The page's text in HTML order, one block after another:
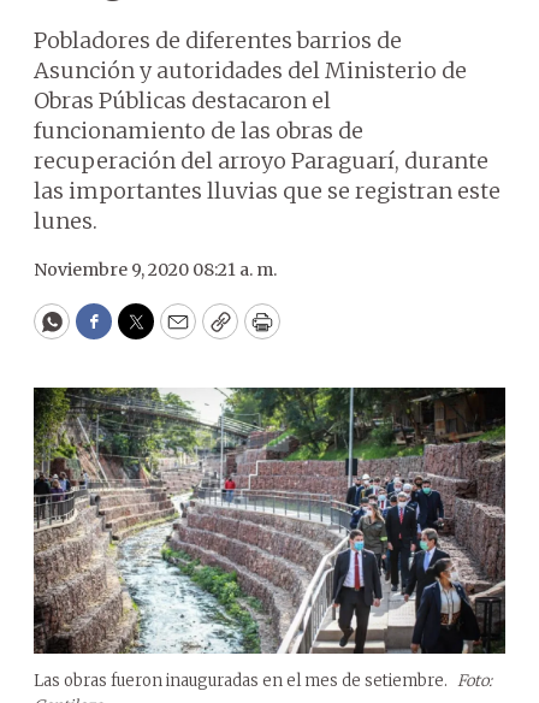
Pobladores de diferentes barrios de
Asunción y autoridades del Ministerio de
Obras Públicas destacaron el
funcionamiento de las obras de
recuperación del arroyo Paraguarí, durante
las importantes lluvias que se registran este
lunes.
Noviembre 9, 2020 08:21 a. m.
WhatsApp
Facebook
Twitter
EmailCopyPrint
Las obras fueron inauguradas en el mes de setiembre. Foto: